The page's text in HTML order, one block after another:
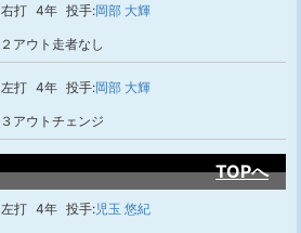
右打 4年 投手:岡部 大輝
２アウト走者なし
左打 4年 投手:岡部 大輝
３アウトチェンジ
TOPへ
左打 4年 投手:児玉 悠紀